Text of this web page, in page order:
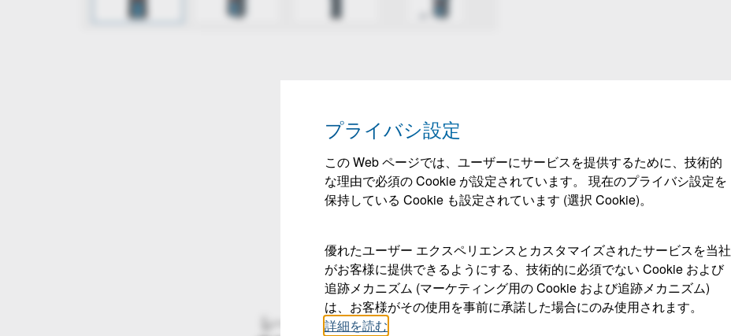
プライバシ設定
この Web ページでは、ユーザーにサービスを提供するために、技術的
な理由で必須の Cookie が設定されています。 現在のプライバシ設定を
保持している Cookie も設定されています (選択 Cookie)。
優れたユーザー エクスペリエンスとカスタマイズされたサービスを当社
がお客様に提供できるようにする、技術的に必須でない Cookie および
追跡メカニズム (マーケティング用の Cookie および追跡メカニズム)
は、お客様がその使用を事前に承諾した場合にのみ使用されます。
詳細を読む